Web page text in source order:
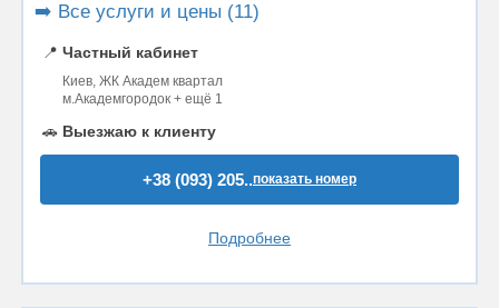
➡️ Все услуги и цены (11)
📍 Частный кабинет
Киев, ЖК Академ квартал
м.Академгородок + ещё 1
🚗 Выезжаю к клиенту
+38 (093) 205..показать номер
Подробнее